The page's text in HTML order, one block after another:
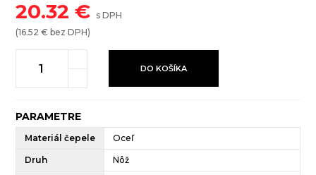
20.32 € s DPH
(16.52 € bez DPH)
DO KOŠÍKA
PARAMETRE
Materiál čepele Oceľ
Druh Nôž